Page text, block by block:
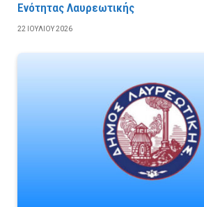
Ενότητας Λαυρεωτικής
22 ΙΟΥΛΊΟΥ 2026